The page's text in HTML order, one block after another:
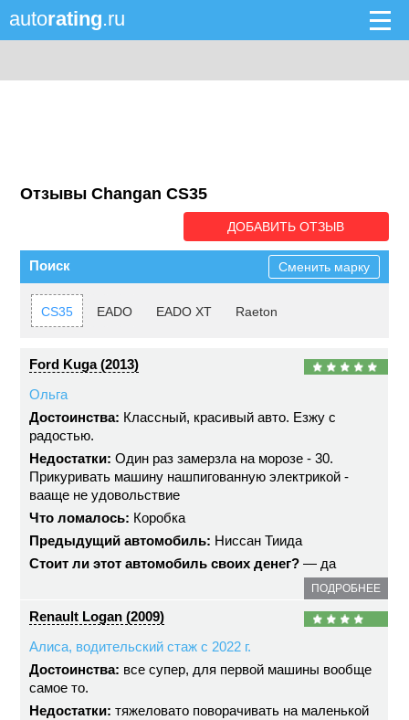
autorating.ru
Отзывы Changan CS35
ДОБАВИТЬ ОТЗЫВ
Поиск Сменить марку
CS35 EADO EADO XT Raeton
Ford Kuga (2013)
Ольга
Достоинства: Классный, красивый авто. Езжу с
радостью.
Недостатки: Один раз замерзла на морозе - 30.
Прикуривать машину нашпигованную электрикой -
вааще не удовольствие
Что ломалось: Коробка
Предыдущий автомобиль: Ниссан Тиида
Стоит ли этот автомобиль своих денег? — да
ПОДРОБНЕЕ
Renault Logan (2009)
Алиса, водительский стаж с 2022 г.
Достоинства: все супер, для первой машины вообще
самое то.
Недостатки: тяжеловато поворачивать на маленькой